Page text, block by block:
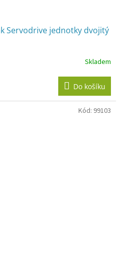
Servodrive jednotky dvojitý
Skladem
Do košíku
Kód: 99103